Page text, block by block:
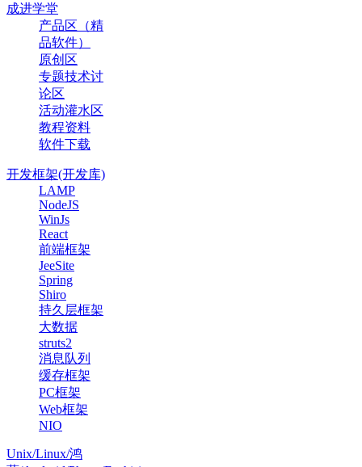
成进学堂
产品区（精
品软件）
原创区
专题技术讨
论区
活动灌水区
教程资料
软件下载
开发框架(开发库)
LAMP
NodeJS
WinJs
React
前端框架
JeeSite
Spring
Shiro
持久层框架
大数据
struts2
消息队列
缓存框架
PC框架
Web框架
NIO
Unix/Linux/鸿